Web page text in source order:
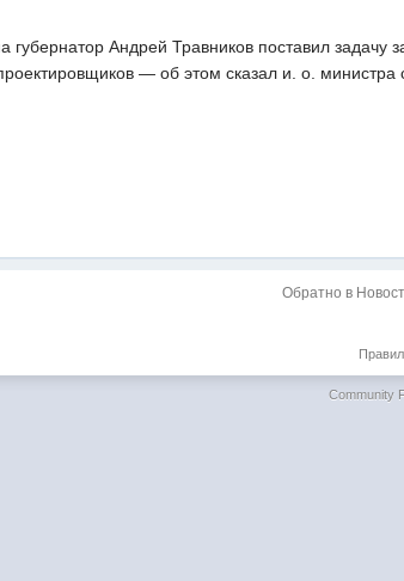
Андрей Травников поставил задачу
— об этом сказал и. о. министра
Обратно в
Community